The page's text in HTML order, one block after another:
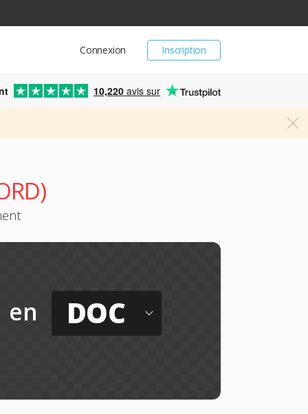
Inscription
Connexion
10,220 avis sur
en DOC